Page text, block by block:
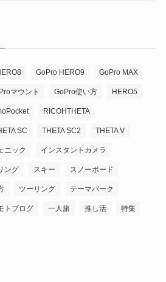
GoPro HERO9 GoPro MAX
マウント GoPro使い方 HERO5
RICOHTHETA
SC THETA SC2 THETA V
ニック インスタントカメラ
ング スキー スノーボード
ツーリング テーマパーク
トブログ 一人旅 推し活 特集